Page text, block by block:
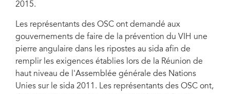
2015.
Les représentants des OSC ont demandé aux
gouvernements de faire de la prévention du VIH une
pierre angulaire dans les ripostes au sida afin de
remplir les exigences établies lors de la Réunion de
haut niveau de l'Assemblée générale des Nations
Unies sur le sida 2011. Les représentants des OSC ont,